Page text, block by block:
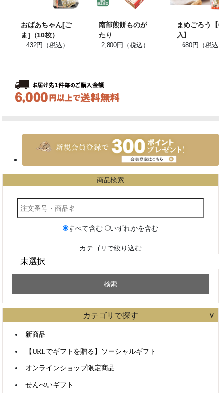
おばあちゃん[ご
ま]（10枚）
432円（税込）
南部煎餅ものが
たり
2,800円（税込）
まめごろう【
入】
680円（税込
カテゴリで探す
新商品
【URLでギフトを贈る】ソーシャルギフト
オンラインショップ限定商品
せんべいギフト